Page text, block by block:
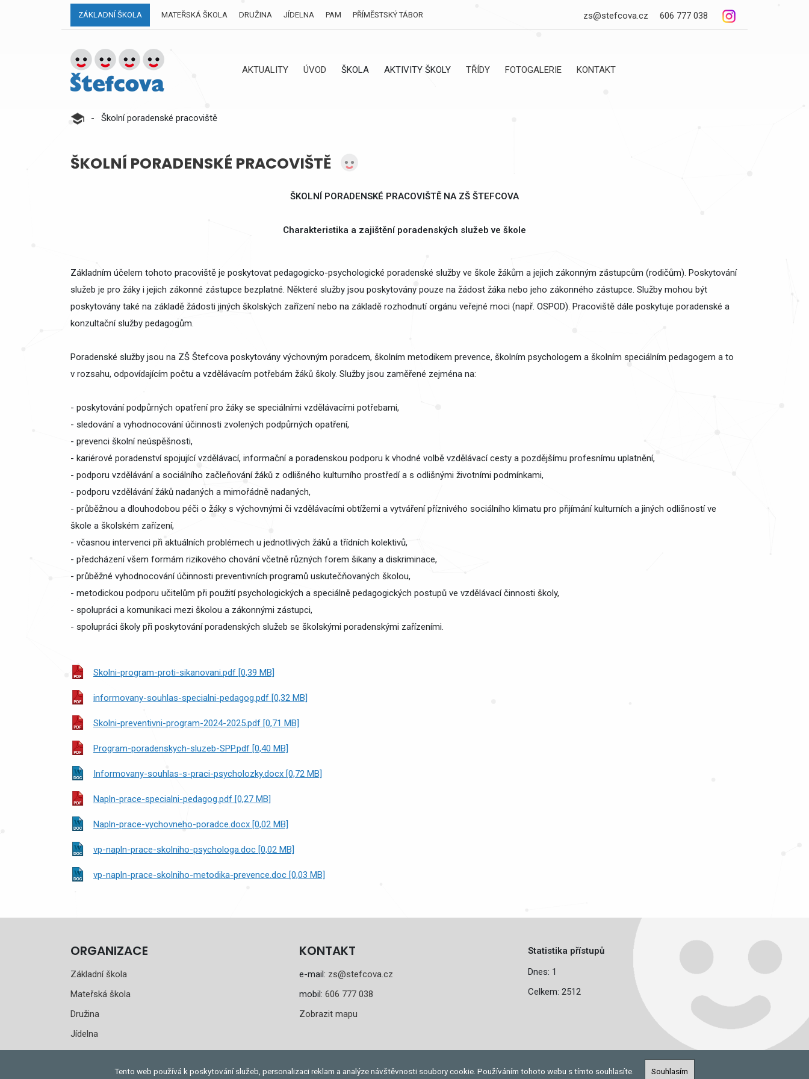
ZÁKLADNÍ ŠKOLA MATEŘSKÁ ŠKOLA DRUŽINA JÍDELNA PAM PŘÍMĚSTSKÝ TÁBOR zs@stefcova.cz 606 777 038
AKTUALITY ÚVOD ŠKOLA AKTIVITY ŠKOLY TŘÍDY FOTOGALERIE KONTAKT
- Školní poradenské pracoviště
ŠKOLNÍ PORADENSKÉ PRACOVIŠTĚ
ŠKOLNÍ PORADENSKÉ PRACOVIŠTĚ NA ZŠ ŠTEFCOVA
Charakteristika a zajištění poradenských služeb ve škole
Základním účelem tohoto pracoviště je poskytovat pedagogicko-psychologické poradenské služby ve škole žákům a jejich zákonným zástupcům (rodičům). Poskytování
služeb je pro žáky i jejich zákonné zástupce bezplatné. Některé služby jsou poskytovány pouze na žádost žáka nebo jeho zákonného zástupce. Služby mohou být
poskytovány také na základě žádosti jiných školských zařízení nebo na základě rozhodnutí orgánu veřejné moci (např. OSPOD). Pracoviště dále poskytuje poradenské a
konzultační služby pedagogům.
Poradenské služby jsou na ZŠ Štefcova poskytovány výchovným poradcem, školním metodikem prevence, školním psychologem a školním speciálním pedagogem a to
v rozsahu, odpovídajícím počtu a vzdělávacím potřebám žáků školy. Služby jsou zaměřené zejména na:
- poskytování podpůrných opatření pro žáky se speciálními vzdělávacími potřebami,
- sledování a vyhodnocování účinnosti zvolených podpůrných opatření,
- prevenci školní neúspěšnosti,
- kariérové poradenství spojující vzdělávací, informační a poradenskou podporu k vhodné volbě vzdělávací cesty a pozdějšímu profesnímu uplatnění,
- podporu vzdělávání a sociálního začleňování žáků z odlišného kulturního prostředí a s odlišnými životními podmínkami,
- podporu vzdělávání žáků nadaných a mimořádně nadaných,
- průběžnou a dlouhodobou péči o žáky s výchovnými či vzdělávacími obtížemi a vytváření příznivého sociálního klimatu pro přijímání kulturních a jiných odlišností ve
škole a školském zařízení,
- včasnou intervenci při aktuálních problémech u jednotlivých žáků a třídních kolektivů,
- předcházení všem formám rizikového chování včetně různých forem šikany a diskriminace,
- průběžné vyhodnocování účinnosti preventivních programů uskutečňovaných školou,
- metodickou podporu učitelům při použití psychologických a speciálně pedagogických postupů ve vzdělávací činnosti školy,
- spolupráci a komunikaci mezi školou a zákonnými zástupci,
- spolupráci školy při poskytování poradenských služeb se školskými poradenskými zařízeními.
Skolni-program-proti-sikanovani.pdf [0,39 MB]
informovany-souhlas-specialni-pedagog.pdf [0,32 MB]
Skolni-preventivni-program-2024-2025.pdf [0,71 MB]
Program-poradenskych-sluzeb-SPP.pdf [0,40 MB]
Informovany-souhlas-s-praci-psycholozky.docx [0,72 MB]
Napln-prace-specialni-pedagog.pdf [0,27 MB]
Napln-prace-vychovneho-poradce.docx [0,02 MB]
vp-napln-prace-skolniho-psychologa.doc [0,02 MB]
vp-napln-prace-skolniho-metodika-prevence.doc [0,03 MB]
ORGANIZACE
Základní škola
Mateřská škola
Družina
Jídelna
PAM
KONTAKT
e-mail: zs@stefcova.cz
mobil: 606 777 038
Zobrazit mapu
Statistika přístupů
Dnes: 1
Celkem: 2512
Tento web používá k poskytování služeb, personalizaci reklam a analýze návštěvnosti soubory cookie. Používáním tohoto webu s tímto souhlasíte. Souhlasím